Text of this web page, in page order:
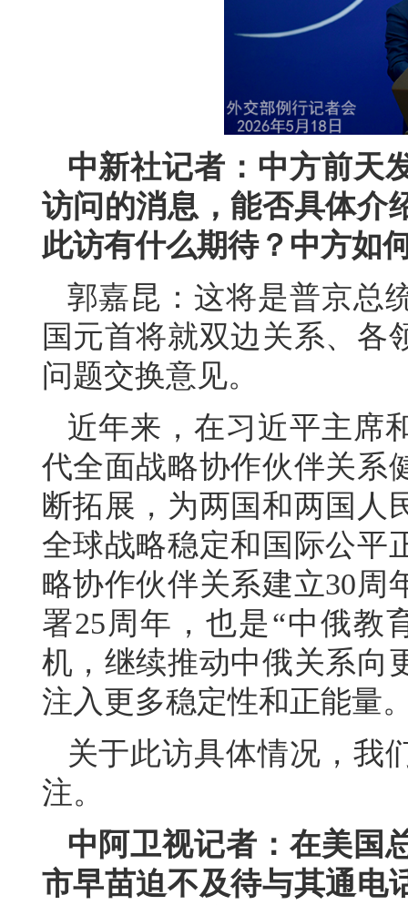
中新社记者：中方前天
访问的消息，能否具体介
此访有什么期待？中方如
郭嘉昆：这将是普京总
国元首将就双边关系、各
问题交换意见。
近年来，在习近平主席
代全面战略协作伙伴关系
断拓展，为两国和两国人
全球战略稳定和国际公平
略协作伙伴关系建立30周
署25周年，也是“中俄教
机，继续推动中俄关系向
注入更多稳定性和正能量
关于此访具体情况，我
注。
中阿卫视记者：在美国
市早苗迫不及待与其通电